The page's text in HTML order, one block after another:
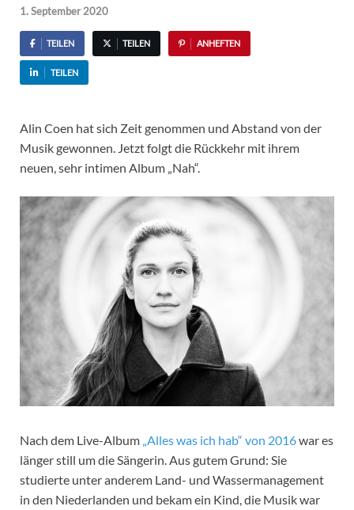
1. September 2020
TEILEN TEILEN ANHEFTEN
TEILEN
Alin Coen hat sich Zeit genommen und Abstand von der
Musik gewonnen. Jetzt folgt die Rückkehr mit ihrem
neuen, sehr intimen Album „Nah“.
Nach dem Live-Album „Alles was ich hab“ von 2016war es
länger still um die Sängerin. Aus gutem Grund: Sie
studierte unter anderem Land- und Wassermanagement
in den Niederlanden und bekam ein Kind, die Musik war